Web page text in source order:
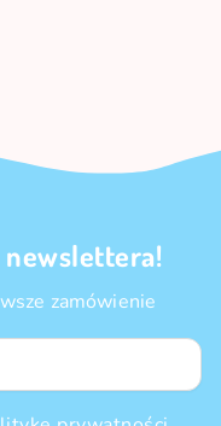
newslettera!
zamówienie